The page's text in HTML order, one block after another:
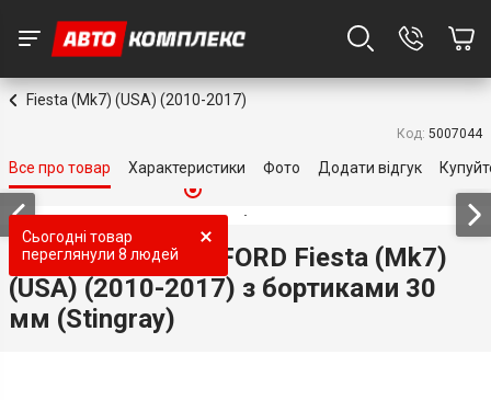
Fiesta (Mk7) (USA) (2010-2017)
Код: 5007044
Все про товар Характеристики Фото Додати відгук
Сьогодні товар
переглянули 8 людей
3D килимки для FORD Fiesta (Mk7)
(USA) (2010-2017) з бортиками 30
мм (Stingray)